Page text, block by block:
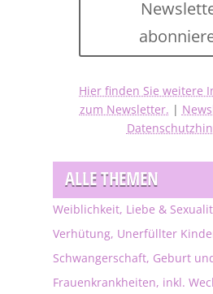
Hier finden Sie weitere
zum Newsletter. |
ALLE THEMEN
Weiblichkeit, Liebe &
Verhütung, Unerfüllter
Schwangerschaft, Geburt
Frauenkrankheiten, inkl.